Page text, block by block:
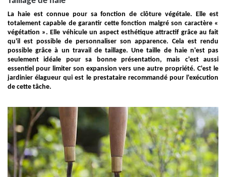
La haie est connue pour sa fonction de clôture végétale. Elle est
totalement capable de garantir cette fonction malgré son caractère «
végétation ». Elle véhicule un aspect esthétique attractif grâce au fait
qu'il est possible de personnaliser son apparence. Cela est rendu
possible grâce à un travail de taillage. Une taille de haie n'est pas
seulement idéale pour sa bonne présentation, mais c'est aussi
essentiel pour limiter son expansion vers une autre propriété. C'est le
jardinier élagueur qui est le prestataire recommandé pour l'exécution
de cette tâche.